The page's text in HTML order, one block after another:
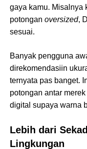
gaya kamu. Misalnya
potongan oversized,
sesuai.
Banyak pengguna
direkomendasiin
ternyata pas banget.
potongan antar
digital supaya warna
Lebih dari
Lingkungan